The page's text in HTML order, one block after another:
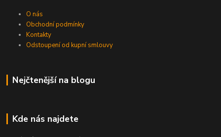
O nás
Obchodní podmínky
Kontakty
Odstoupení od kupní smlouvy
Nejčtenější na blogu
Kde nás najdete